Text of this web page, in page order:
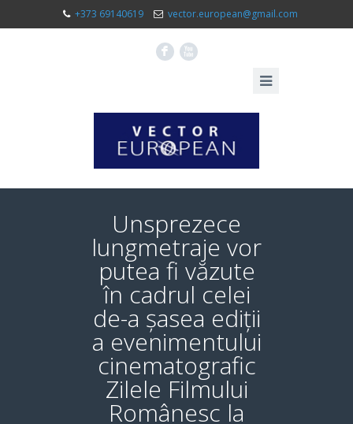
+373 69140619 vector.european@gmail.com
F X
Unsprezece
lungmetraje vor
putea fi văzute
în cadrul celei
de-a șasea ediții
a evenimentului
cinematografic
Zilele Filmului
Românesc la